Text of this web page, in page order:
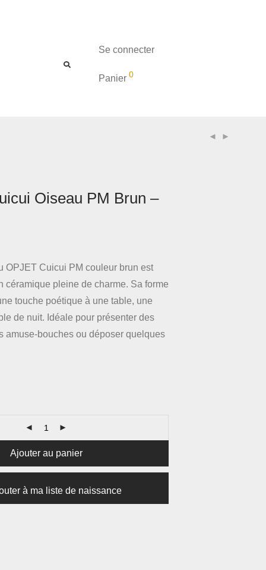
Se connecter
Panier 0
Oiseau PM Brun –
OPJET Cuicui PM couleur brun est
céramique pleine de charme. Sa forme
touche poétique à une table, une
de nuit. Idéale pour présenter des
amuse-bouches ou déposer quelques
Ajouter au panier
à ma liste de naissance